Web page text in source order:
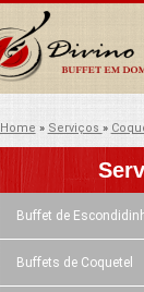
Home » Serviços »
Buffet de
Buffets de Coquetel